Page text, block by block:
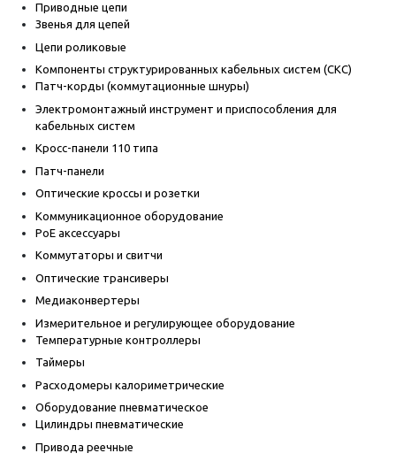
Приводные цепи
Звенья для цепей
Цепи роликовые
Компоненты структурированных кабельных систем (СКС)
Патч-корды (коммутационные шнуры)
Электромонтажный инструмент и приспособления для
кабельных систем
Кросс-панели 110 типа
Патч-панели
Оптические кроссы и розетки
Коммуникационное оборудование
PoE аксессуары
Коммутаторы и свитчи
Оптические трансиверы
Медиаконвертеры
Измерительное и регулирующее оборудование
Температурные контроллеры
Таймеры
Расходомеры калориметрические
Оборудование пневматическое
Цилиндры пневматические
Привода реечные